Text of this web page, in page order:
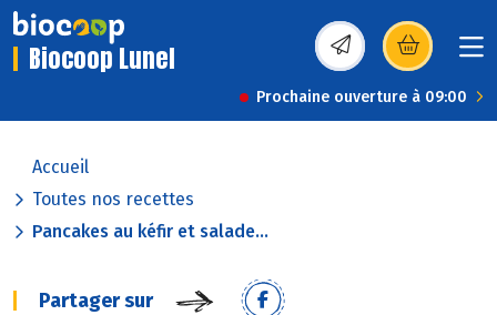
Biocoop Lunel (s’ouvre dans une
Prochaine ouverture à 09:00
Accueil
Toutes nos recettes
Pancakes au kéfir et salade...
Partager sur